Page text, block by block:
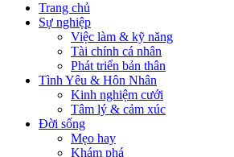
Trang chủ
Sự nghiệp
Việc làm & kỹ năng
Tài chính cá nhân
Phát triển bản thân
Tình Yêu & Hôn Nhân
Kinh nghiệm cưới
Tâm lý & cảm xúc
Đời sống
Mẹo hay
Khám phá